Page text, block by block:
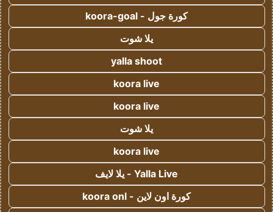
كورة جول - koora-goal
يلا شوت
yalla shoot
koora live
koora live
يلا شوت
koora live
Yalla Live - يلا لايف
كورة اون لاين - koora onl